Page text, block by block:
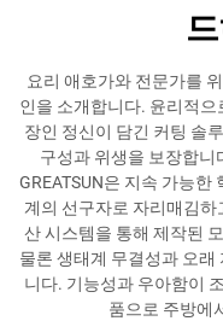
요리 애호가와 전문가를
인을 소개합니다. 윤리적으
장인 정신이 담긴 커팅 솔
구성과 위생을 보장합니
GREATSUN은 지속 가능
계의 선구자로 자리매김하
산 시스템을 통해 제작된
물론 생태계 무결성과 오
니다. 기능성과 우아함이
품으로 주방에